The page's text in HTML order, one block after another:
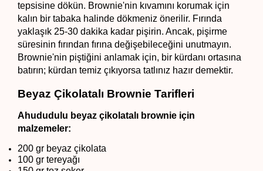
tepsisine dökün. Brownie'nin kıvamını korumak için
kalın bir tabaka halinde dökmeniz önerilir. Fırında
yaklaşık 25-30 dakika kadar pişirin. Ancak, pişirme
süresinin fırından fırına değişebileceğini unutmayın.
Brownie'nin piştiğini anlamak için, bir kürdanı ortasına
batırın; kürdan temiz çıkıyorsa tatlınız hazır demektir.
Beyaz Çikolatalı Brownie Tarifleri
Ahududulu beyaz çikolatalı brownie için
malzemeler:
200 gr beyaz çikolata
100 gr tereyağı